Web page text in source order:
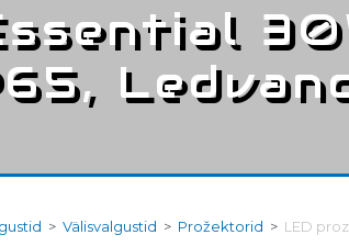
> Välisvalgustid > Prožektorid > LED